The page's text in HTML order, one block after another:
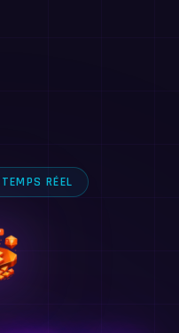
RÉEL